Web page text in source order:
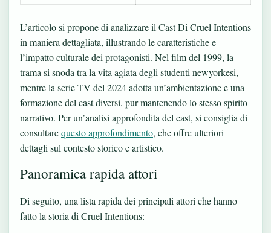
L’articolo si propone di analizzare il Cast Di Cruel Intentions
in maniera dettagliata, illustrando le caratteristiche e
l’impatto culturale dei protagonisti. Nel film del 1999, la
trama si snoda tra la vita agiata degli studenti newyorkesi,
mentre la serie TV del 2024 adotta un’ambientazione e una
formazione del cast diversi, pur mantenendo lo stesso spirito
narrativo. Per un’analisi approfondita del cast, si consiglia di
consultarequesto approfondimento, che offre ulteriori
dettagli sul contesto storico e artistico.
Panoramica rapida attori
Di seguito, una lista rapida dei principali attori che hanno
fatto la storia di Cruel Intentions: